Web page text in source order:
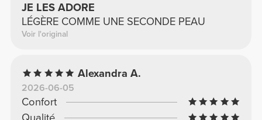
JE LES ADORE
LÉGÈRE COMME UNE SECONDE PEAU
Voir l'original
Alexandra A.
2026-06-05
Confort